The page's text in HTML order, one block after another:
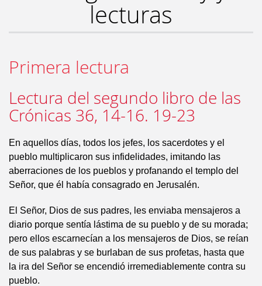
lecturas
Primera lectura
Lectura del segundo libro de las
Crónicas 36, 14-16. 19-23
En aquellos días, todos los jefes, los sacerdotes y el
pueblo multiplicaron sus infidelidades, imitando las
aberraciones de los pueblos y profanando el templo del
Señor, que él había consagrado en Jerusalén.
El Señor, Dios de sus padres, les enviaba mensajeros a
diario porque sentía lástima de su pueblo y de su morada;
pero ellos escarnecían a los mensajeros de Dios, se reían
de sus palabras y se burlaban de sus profetas, hasta que
la ira del Señor se encendió irremediablemente contra su
pueblo.